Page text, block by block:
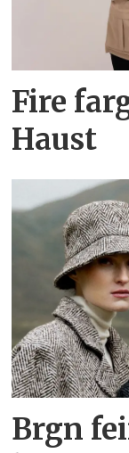
Fire
Haust
Brgn